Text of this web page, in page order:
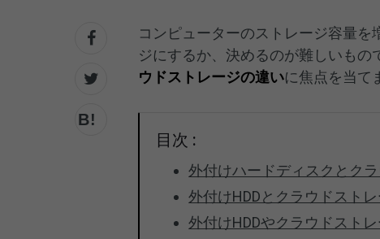
コンピューターのストレージ容量
ジにするか、決めるのが難しいもの
ウドストレージの違いに焦点を当て
目次 :
外付けハードディスクとク
外付けHDDとクラウドスト
外付けHDDやクラウドスト